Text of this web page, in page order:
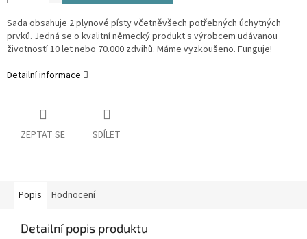
Sada obsahuje 2 plynové písty včetněvšech potřebných úchytných
prvků. Jedná se o kvalitní německý produkt s výrobcem udávanou
životností 10 let nebo 70.000 zdvihů. Máme vyzkoušeno. Funguje!
Detailní informace
ZEPTAT SE SDÍLET
Popis Hodnocení
Detailní popis produktu